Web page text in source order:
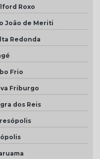
Roxo
João de Meriti
Redonda
Frio
Friburgo
dos Reis